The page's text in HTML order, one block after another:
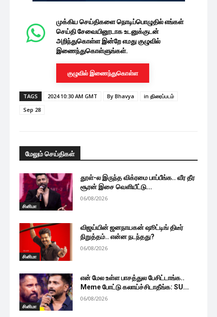
முக்கிய செய்திகளை நொடிப்பொழுதில் எங்கள்
செய்தி சேவையினூடாக உடனுக்குடன்
அறிந்துகொள்ள இன்றே எமது குழுவில்
இணைந்துகொள்ளுங்கள்.
குழுவில் இணைந்துகொள்ள
TAGS 2024 10:30 AM GMT By Bhavya
in திரைப்படம்
Sep 28
மேலும் செய்திகள்
சினிமா
தூள்-ல இருந்த விக்ரமை பாப்பீங்க.. வீர தீர
சூரன் இசை வெளியீட்டு...
06/08/2026
சினிமா
விஜய்யின் ஜனநாயகன் ஷூட்டிங் திடீர்
நிறுத்தம்.. என்ன நடந்தது?
06/08/2026
சினிமா
என் மேல உள்ள பாசத்துல பேசிட்டாங்க..
Meme போட்டு கலாய்ச்சிடாதீங்க: SU...
06/08/2026